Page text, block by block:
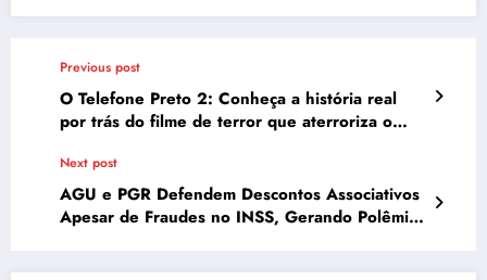
Previous post
O Telefone Preto 2: Conheça a história real
por trás do filme de terror que aterroriza o
Next post
AGU e PGR Defendem Descontos Associativos
Apesar de Fraudes no INSS, Gerando Polêmica